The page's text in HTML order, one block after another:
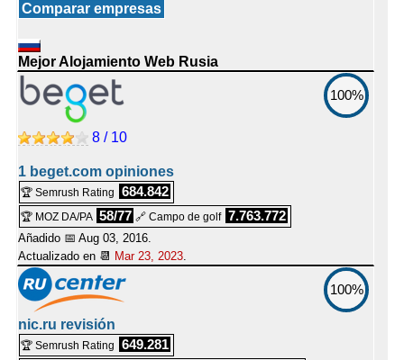
Comparar empresas
Mejor Alojamiento Web Rusia
100%
8 / 10
1 beget.com opiniones
🏆 Semrush Rating 684.842
🏆 MOZ DA/PA 58/77 🔗 Campo de golf 7.763.772
Añadido 📅 Aug 03, 2016.
Actualizado en 📆 Mar 23, 2023.
100%
nic.ru revisión
🏆 Semrush Rating 649.281